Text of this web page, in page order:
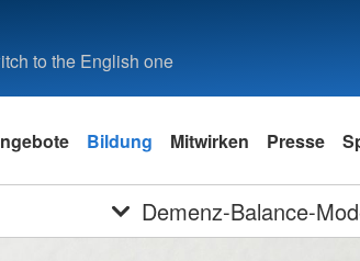
to the English one
Bildung Mitwirken Presse
Demenz-Balance-